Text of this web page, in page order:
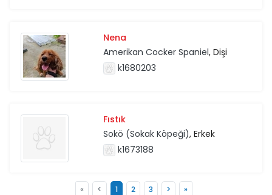
Nena
Amerikan Cocker Spaniel, Dişi
k1680203
Fıstık
Sokö (Sokak Köpeği), Erkek
k1673188
« < 1 2 3 > »